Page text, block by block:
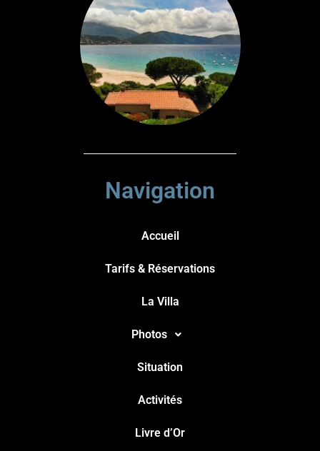
Navigation
Accueil
Tarifs & Réservations
La Villa
Photos
Situation
Activités
Livre d’Or